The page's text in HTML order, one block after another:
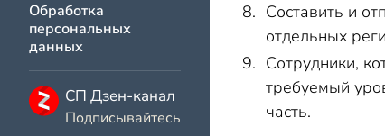
Обработка
персональных
данных
СП Дзен-канал
Подписывайтесь
Составить и
отдельных
Сотрудники,
требуемый
часть.